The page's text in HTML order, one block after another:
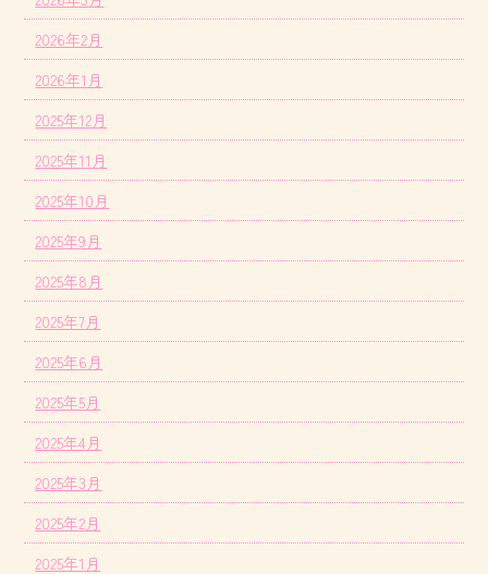
2026年2月
2026年1月
2025年12月
2025年11月
2025年10月
2025年9月
2025年8月
2025年7月
2025年6月
2025年5月
2025年4月
2025年3月
2025年2月
2025年1月